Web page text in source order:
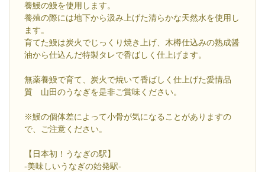
養鰻の鰻を使用します。
養殖の際には地下から汲み上げた清らかな天然水を使用し
ます。
育てた鰻は炭火でじっくり焼き上げ、木樽仕込みの熟成醤
油から仕込んだ特製タレで香ばしく仕上げます。
無薬養鰻で育て、炭火で焼いて香ばしく仕上げた愛情品
質 山田のうなぎを是非ご賞味ください。
※鰻の個体差によって小骨が気になることがありますの
で、ご注意ください。
【日本初！うなぎの駅】
-美味しいうなぎの始発駅-